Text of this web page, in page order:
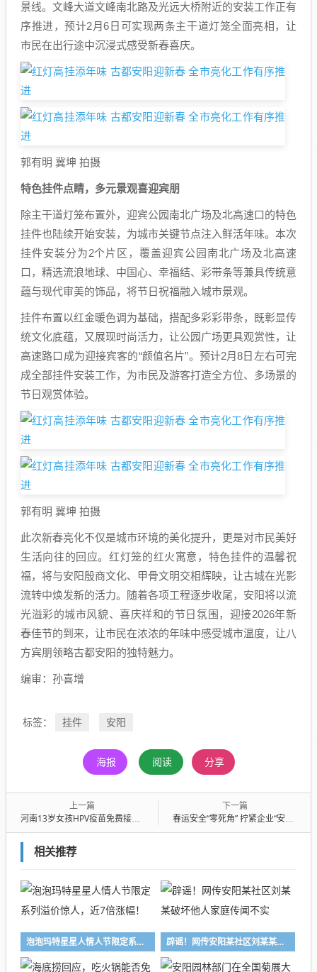
景线。文峰大道文峰南北路及光远大桥附近的安装工作正有
序推进，预计2月6日可实现两条主干道灯笼全面亮相，让
市民在出行途中沉浸式感受新春喜庆。
郭有明 冀坤 拍摄
特色挂件点睛，多元景观喜迎宾朋
除主干道灯笼布置外，迎宾公园南北广场及北高速口的特色
挂件也陆续开始安装，为城市关键节点注入鲜活年味。本次
挂件安装分为2个片区，覆盖迎宾公园南北广场及北高速
口，精选流浪地球、中国心、幸福结、彩带条等兼具传统意
蕴与现代审美的饰品，将节日祝福融入城市景观。
挂件布置以红金暖色调为基础，搭配多彩彩带条，既彰显传
统文化底蕴，又展现时尚活力，让公园广场更具观赏性，让
高速路口成为迎接宾客的“颜值名片”。预计2月8日左右可完
成全部挂件安装工作，为市民及游客打造全方位、多场景的
节日观赏体验。
郭有明 冀坤 拍摄
此次新春亮化不仅是城市环境的美化提升，更是对市民美好
生活向往的回应。红灯笼的红火寓意，特色挂件的温馨祝
福，将与安阳殷商文化、甲骨文明交相辉映，让古城在光影
流转中焕发新的活力。随着各项工程逐步收尾，安阳将以流
光溢彩的城市风貌、喜庆祥和的节日氛围，迎接2026年新
春佳节的到来，让市民在浓浓的年味中感受城市温度，让八
方宾朋领略古都安阳的独特魅力。
编审：孙喜增
标签： 挂件 安阳
海报 阅读 分享
上一篇
河南13岁女孩HPV疫苗免费接种开启，家长别错过！
下一篇
春运安全“零死角” 拧紧企业“安全阀”
相关推荐
泡泡玛特星星人情人节限定系列溢价惊人，近7倍涨幅！ 辟谣！网传安阳某社区刘某某破坏他人家庭传闻不实